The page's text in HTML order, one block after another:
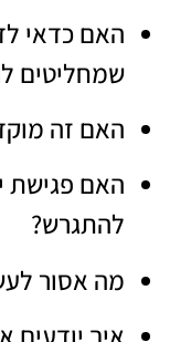
האם כדאי
שמחליטים
האם זה
האם פגישת
להתגרש?
מה אסור